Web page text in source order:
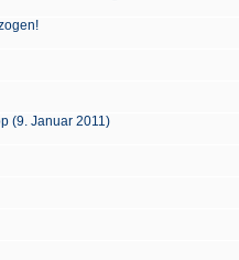
(9. Januar 2011)